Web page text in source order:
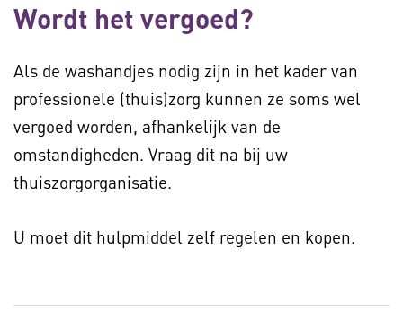
Wordt het vergoed?
Als de washandjes nodig zijn in het kader van
professionele (thuis)zorg kunnen ze soms wel
vergoed worden, afhankelijk van de
omstandigheden. Vraag dit na bij uw
thuiszorgorganisatie.
U moet dit hulpmiddel zelf regelen en kopen.